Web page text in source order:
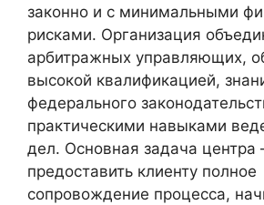
законно и с минимальными
рисками. Организация
арбитражных управляющих,
высокой квалификацией,
федерального
практическими навыками
дел. Основная задача
предоставить клиенту полное
сопровождение процесса,